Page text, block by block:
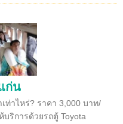
ก่น
าไหร่? ราคา 3,000 บาท/
บริการด้วยรถตู้ Toyota